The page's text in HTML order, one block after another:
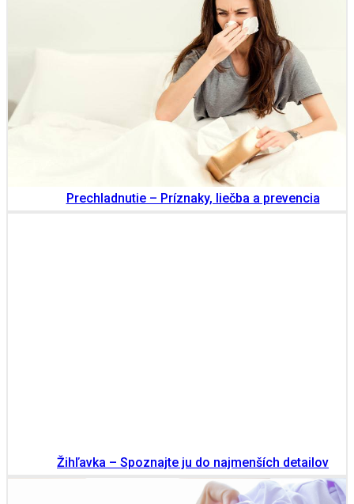
Prechladnutie – Príznaky, liečba a prevencia
Žihľavka – Spoznajte ju do najmenších detailov